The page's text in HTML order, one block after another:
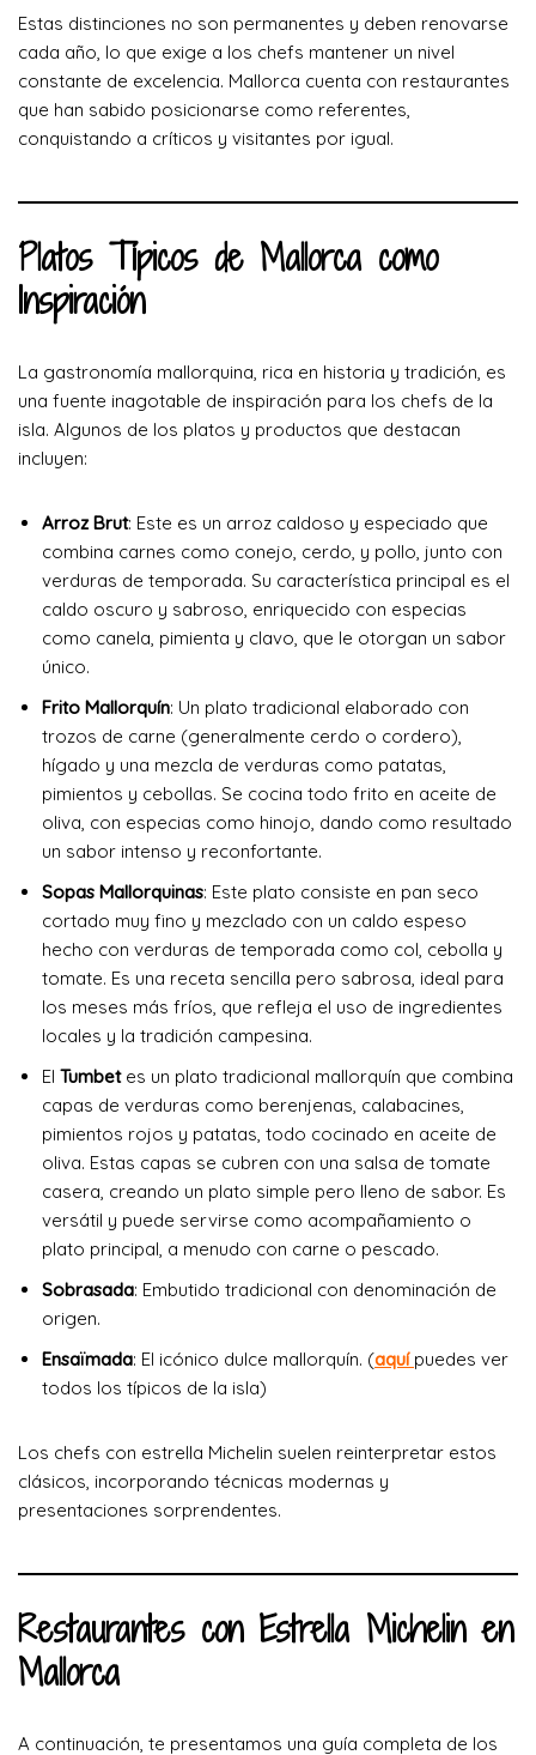
Estas distinciones no son permanentes y deben renovarse
cada año, lo que exige a los chefs mantener un nivel
constante de excelencia. Mallorca cuenta con restaurantes
que han sabido posicionarse como referentes,
conquistando a críticos y visitantes por igual.
Platos Típicos de Mallorca como
Inspiración
La gastronomía mallorquina, rica en historia y tradición, es
una fuente inagotable de inspiración para los chefs de la
isla. Algunos de los platos y productos que destacan
incluyen:
Arroz Brut: Este es un arroz caldoso y especiado que
combina carnes como conejo, cerdo, y pollo, junto con
verduras de temporada. Su característica principal es el
caldo oscuro y sabroso, enriquecido con especias
como canela, pimienta y clavo, que le otorgan un sabor
único.
Frito Mallorquín: Un plato tradicional elaborado con
trozos de carne (generalmente cerdo o cordero),
hígado y una mezcla de verduras como patatas,
pimientos y cebollas. Se cocina todo frito en aceite de
oliva, con especias como hinojo, dando como resultado
un sabor intenso y reconfortante.
Sopas Mallorquinas: Este plato consiste en pan seco
cortado muy fino y mezclado con un caldo espeso
hecho con verduras de temporada como col, cebolla y
tomate. Es una receta sencilla pero sabrosa, ideal para
los meses más fríos, que refleja el uso de ingredientes
locales y la tradición campesina.
El Tumbetes un plato tradicional mallorquín que combina
capas de verduras como berenjenas, calabacines,
pimientos rojos y patatas, todo cocinado en aceite de
oliva. Estas capas se cubren con una salsa de tomate
casera, creando un plato simple pero lleno de sabor. Es
versátil y puede servirse como acompañamiento o
plato principal, a menudo con carne o pescado.
Sobrasada: Embutido tradicional con denominación de
origen.
Ensaïmada: El icónico dulce mallorquín. (aquí puedes ver
todos los típicos de la isla)
Los chefs con estrella Michelin suelen reinterpretar estos
clásicos, incorporando técnicas modernas y
presentaciones sorprendentes.
Restaurantes con Estrella Michelin en
Mallorca
A continuación, te presentamos una guía completa de los